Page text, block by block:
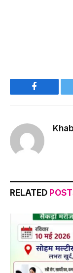
Facebook
RELATED